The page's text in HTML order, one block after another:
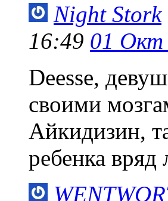
Night Stork
16:49 01 Окт
Deesse,
своими
Айкидизин,
ребенка